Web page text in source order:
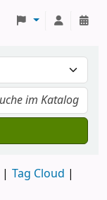
Tag Cloud